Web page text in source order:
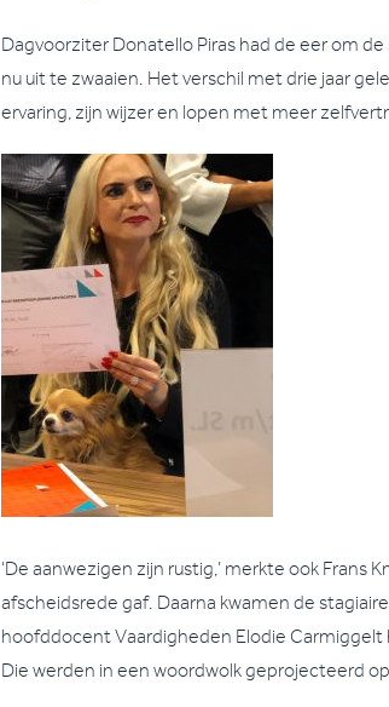
Dagvoorziter Donatello Piras had de eer om
nu uit te zwaaien. Het verschil met drie jaar
ervaring, zijn wijzer en lopen met meer
‘De aanwezigen zijn rustig,’ merkte ook Frans
afscheidsrede gaf. Daarna kwamen de
hoofddocent Vaardigheden Elodie Carmiggelt
Die werden in een woordwolk geprojecteerd